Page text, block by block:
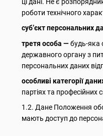
роботи технічного
суб’єкт персональних
третя особа —будь-яка
державного органу з
персональних даних
особливі категорії
партіях та
1.2. Дане Положення
мають доступ до